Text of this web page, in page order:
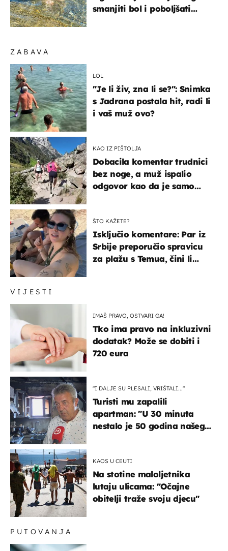
VIJESTI
IMAŠ PRAVO, OSTVARI GA!
Tko ima pravo na inkluzivni
dodatak? Može se dobiti i
720 eura
"I DALJE SU PLESALI, VRIŠTALI..."
Turisti mu zapalili
apartman: "U 30 minuta
nestalo je 50 godina našeg
KAOS U CEUTI
Na stotine maloljetnika
lutaju ulicama: "Očajne
obitelji traže svoju djecu"
ZABAVA
LOL
"Je li živ, zna li se?": Snimka
s Jadrana postala hit, radi li
i vaš muž ovo?
KAO IZ PIŠTOLJA
Dobacila komentar trudnici
bez noge, a muž ispalio
odgovor kao da je samo
ŠTO KAŽETE?
Isključio komentare: Par iz
Srbije preporučio spravicu
za plažu s Temua, čini li
PUTOVANJA
smanjiti bol i poboljšati